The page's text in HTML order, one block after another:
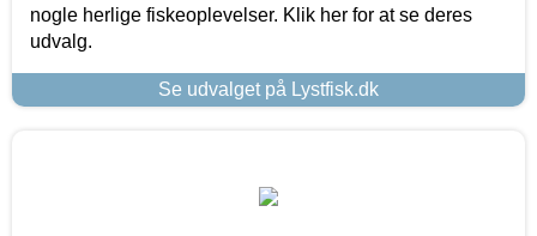
nogle herlige fiskeoplevelser. Klik her for at se deres
udvalg.
Se udvalget på Lystfisk.dk